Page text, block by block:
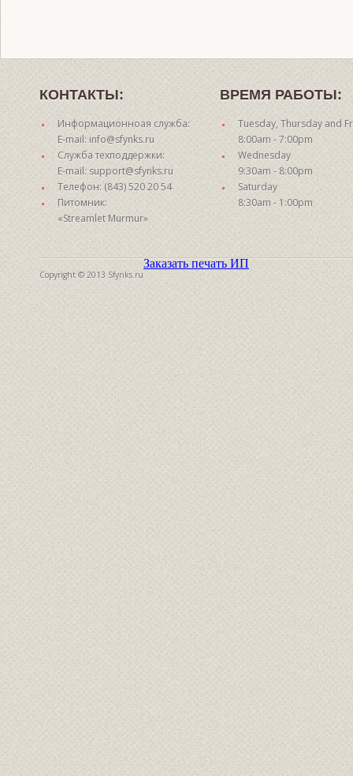
КОНТАКТЫ:
Информационноая служба:
E-mail: info@sfynks.ru
Служба техподдержки:
E-mail: support@sfynks.ru
Телефон: (843) 520 20 54
Питомник:
«Streamlet Murmur»
ВРЕМЯ РАБОТЫ:
Tuesday, Thursday and
8:00am - 7:00pm
Wednesday
9:30am - 8:00pm
Saturday
8:30am - 1:00pm
Copyright © 2013 Sfynks.ru
Заказать печать ИП